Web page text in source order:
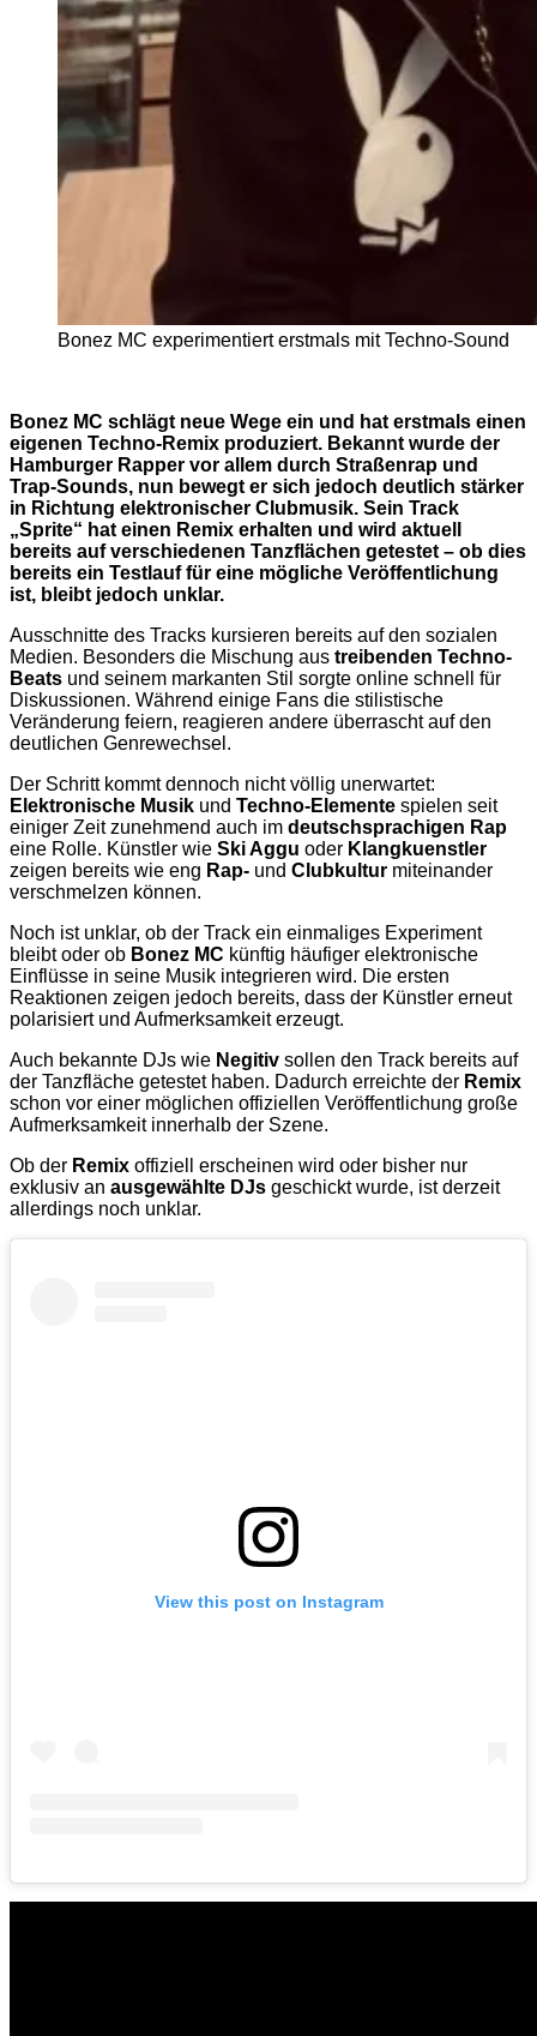
Bonez MC experimentiert erstmals mit Techno-Sound
Bonez MC schlägt neue Wege ein und hat erstmals einen
eigenen Techno-Remix produziert. Bekannt wurde der
Hamburger Rapper vor allem durch Straßenrap und
Trap-Sounds, nun bewegt er sich jedoch deutlich stärker
in Richtung elektronischer Clubmusik. Sein Track
„Sprite“ hat einen Remix erhalten und wird aktuell
bereits auf verschiedenen Tanzflächen getestet – ob dies
bereits ein Testlauf für eine mögliche Veröffentlichung
ist, bleibt jedoch unklar.
Ausschnitte des Tracks kursieren bereits auf den sozialen
Medien. Besonders die Mischung aus treibenden Techno-
Beats und seinem markanten Stil sorgte online schnell für
Diskussionen. Während einige Fans die stilistische
Veränderung feiern, reagieren andere überrascht auf den
deutlichen Genrewechsel.
Der Schritt kommt dennoch nicht völlig unerwartet:
Elektronische Musik und Techno-Elemente spielen seit
einiger Zeit zunehmend auch im deutschsprachigen Rap
eine Rolle. Künstler wie Ski Aggu oder Klangkuenstler
zeigen bereits wie eng Rap- und Clubkultur miteinander
verschmelzen können.
Noch ist unklar, ob der Track ein einmaliges Experiment
bleibt oder ob Bonez MC künftig häufiger elektronische
Einflüsse in seine Musik integrieren wird. Die ersten
Reaktionen zeigen jedoch bereits, dass der Künstler erneut
polarisiert und Aufmerksamkeit erzeugt.
Auch bekannte DJs wie Negitiv sollen den Track bereits auf
der Tanzfläche getestet haben. Dadurch erreichte der Remix
schon vor einer möglichen offiziellen Veröffentlichung große
Aufmerksamkeit innerhalb der Szene.
Ob der Remix offiziell erscheinen wird oder bisher nur
exklusiv an ausgewählte DJs geschickt wurde, ist derzeit
allerdings noch unklar.
View this post on Instagram